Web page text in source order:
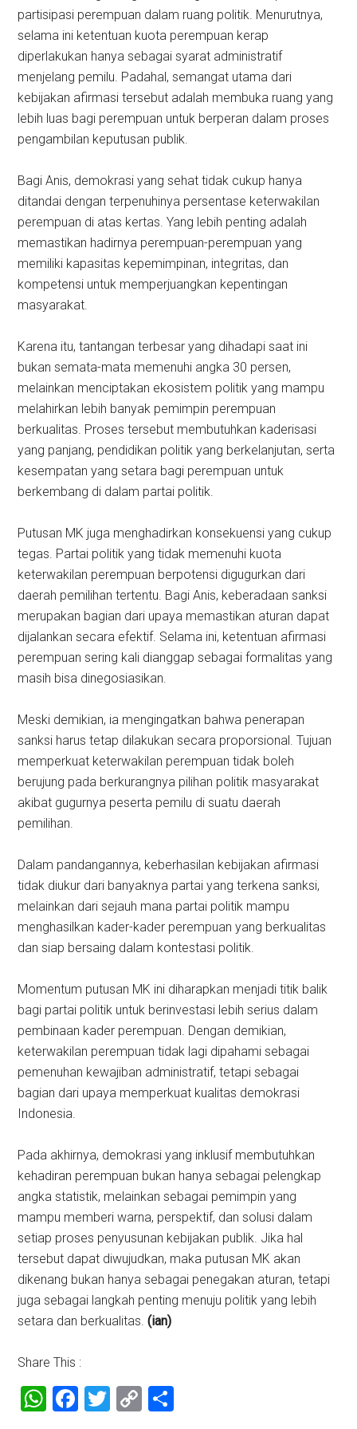
partisipasi perempuan dalam ruang politik. Menurutnya,
selama ini ketentuan kuota perempuan kerap
diperlakukan hanya sebagai syarat administratif
menjelang pemilu. Padahal, semangat utama dari
kebijakan afirmasi tersebut adalah membuka ruang yang
lebih luas bagi perempuan untuk berperan dalam proses
pengambilan keputusan publik.
Bagi Anis, demokrasi yang sehat tidak cukup hanya
ditandai dengan terpenuhinya persentase keterwakilan
perempuan di atas kertas. Yang lebih penting adalah
memastikan hadirnya perempuan-perempuan yang
memiliki kapasitas kepemimpinan, integritas, dan
kompetensi untuk memperjuangkan kepentingan
masyarakat.
Karena itu, tantangan terbesar yang dihadapi saat ini
bukan semata-mata memenuhi angka 30 persen,
melainkan menciptakan ekosistem politik yang mampu
melahirkan lebih banyak pemimpin perempuan
berkualitas. Proses tersebut membutuhkan kaderisasi
yang panjang, pendidikan politik yang berkelanjutan, serta
kesempatan yang setara bagi perempuan untuk
berkembang di dalam partai politik.
Putusan MK juga menghadirkan konsekuensi yang cukup
tegas. Partai politik yang tidak memenuhi kuota
keterwakilan perempuan berpotensi digugurkan dari
daerah pemilihan tertentu. Bagi Anis, keberadaan sanksi
merupakan bagian dari upaya memastikan aturan dapat
dijalankan secara efektif. Selama ini, ketentuan afirmasi
perempuan sering kali dianggap sebagai formalitas yang
masih bisa dinegosiasikan.
Meski demikian, ia mengingatkan bahwa penerapan
sanksi harus tetap dilakukan secara proporsional. Tujuan
memperkuat keterwakilan perempuan tidak boleh
berujung pada berkurangnya pilihan politik masyarakat
akibat gugurnya peserta pemilu di suatu daerah
pemilihan.
Dalam pandangannya, keberhasilan kebijakan afirmasi
tidak diukur dari banyaknya partai yang terkena sanksi,
melainkan dari sejauh mana partai politik mampu
menghasilkan kader-kader perempuan yang berkualitas
dan siap bersaing dalam kontestasi politik.
Momentum putusan MK ini diharapkan menjadi titik balik
bagi partai politik untuk berinvestasi lebih serius dalam
pembinaan kader perempuan. Dengan demikian,
keterwakilan perempuan tidak lagi dipahami sebagai
pemenuhan kewajiban administratif, tetapi sebagai
bagian dari upaya memperkuat kualitas demokrasi
Indonesia.
Pada akhirnya, demokrasi yang inklusif membutuhkan
kehadiran perempuan bukan hanya sebagai pelengkap
angka statistik, melainkan sebagai pemimpin yang
mampu memberi warna, perspektif, dan solusi dalam
setiap proses penyusunan kebijakan publik. Jika hal
tersebut dapat diwujudkan, maka putusan MK akan
dikenang bukan hanya sebagai penegakan aturan, tetapi
juga sebagai langkah penting menuju politik yang lebih
setara dan berkualitas.(ian)
Share This :
WhatsApp
Facebook
Twitter
Copy